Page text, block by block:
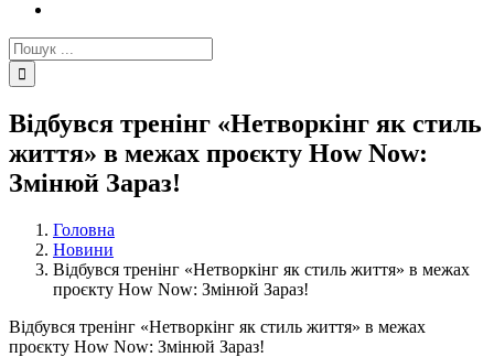
Пошук
...
Відбувся тренінг «Нетворкінг як стиль
життя» в межах проєкту How Now:
Змінюй Зараз!
Головна
Новини
Відбувся тренінг «Нетворкінг як стиль життя» в межах
проєкту How Now: Змінюй Зараз!
Відбувся тренінг «Нетворкінг як стиль життя» в межах
проєкту How Now: Змінюй Зараз!